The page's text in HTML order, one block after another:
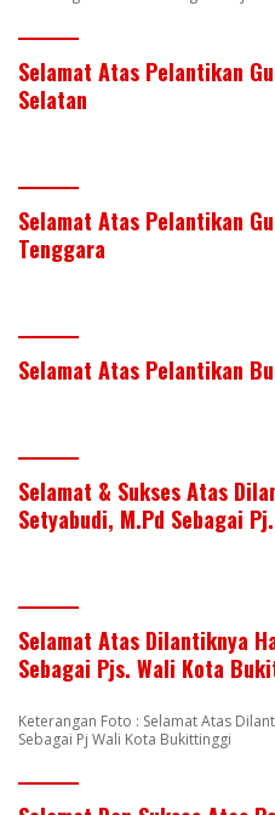
Selamat Atas Pelantikan
Selatan
Selamat Atas Pelantikan
Tenggara
Selamat Atas Pelantikan
Selamat & Sukses Atas
Setyabudi, M.Pd Sebagai
Selamat Atas Dilantiknya
Sebagai Pjs. Wali Kota
Keterangan Foto : Selamat Atas
Sebagai Pj Wali Kota Bukittinggi